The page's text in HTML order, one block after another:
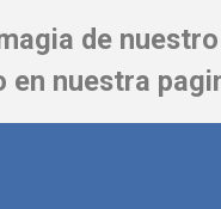
de
en nuestra